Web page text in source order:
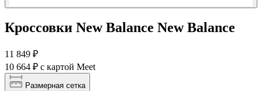
Кроссовки New Balance New Balance
11 849 ₽
10 664 ₽ с картой Meet
Размерная сетка